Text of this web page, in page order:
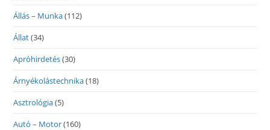
Állás – Munka(112)
Állat(34)
Apróhirdetés(30)
Árnyékolástechnika(18)
Asztrológia(5)
Autó – Motor(160)